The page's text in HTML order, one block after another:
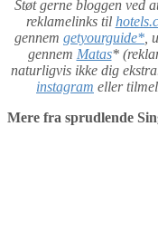
Støt gerne bloggen ved
reklamelinks til
gennem getyourguide* ,
gennem Matas*
naturligvis ikke dig
instagram eller
Mere fra sprudlende